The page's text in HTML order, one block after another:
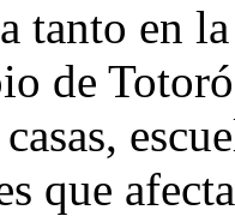
tanto en
de
que